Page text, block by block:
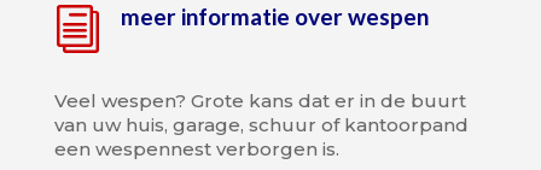
i meer informatie over wespen
Veel wespen? Grote kans dat er in de buurt
van uw huis, garage, schuur of kantoorpand
een wespennest verborgen is.